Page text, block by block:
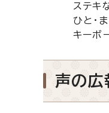
ステキ
ひと・
キーボ
声の広